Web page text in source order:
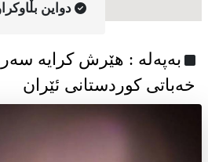
دواین
به‌په‌له‌ : هێرش کرایە
خەباتی کوردستانی ئێران